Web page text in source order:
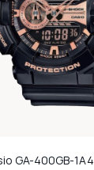
GA-400GB-1A4